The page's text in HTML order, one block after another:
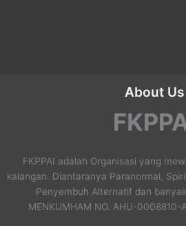
About Us
FKPPAI adalah Organisasi yang
kalangan. Diantaranya Paranormal,
Penyembuh Alternatif dan
MENKUMHAM NO. AHU-0008810-